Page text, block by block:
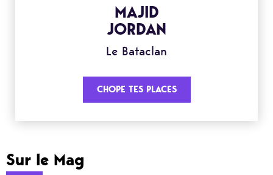
MAJID
JORDAN
Le Bataclan
CHOPE TES PLACES
Sur le Mag